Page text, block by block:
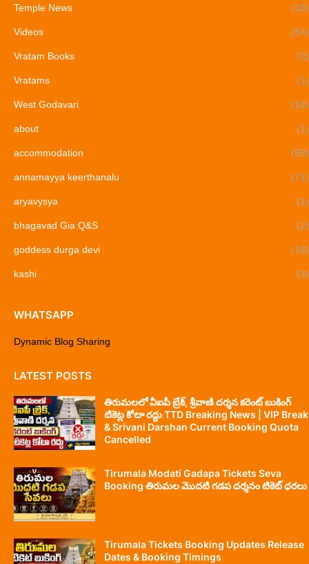
Temple News (33)
Videos (54)
Vratam Books (2)
Vratams (1)
West Godavari (18)
about (1)
accommodation (59)
annamayya keerthanalu (71)
aryavysya (1)
bhagavad Gia Q&S (2)
goddess durga devi (18)
kashi (3)
WHATSAPP
Dynamic Blog Sharing
LATEST POSTS
తిరుమలలో వీఐపీ బ్రేక్, శ్రీవాణి దర్శన కరెంట్ బుకింగ్
టికెట్ల కోటా రద్దు TTD Breaking News | VIP Break
& Srivani Darshan Current Booking Quota
Cancelled
Tirumala Modati Gadapa Tickets Seva
Booking తిరుమల మొదటి గడప దర్శనం టికెట్ ధరలు
Tirumala Tickets Booking Updates Release
Dates & Booking Timings